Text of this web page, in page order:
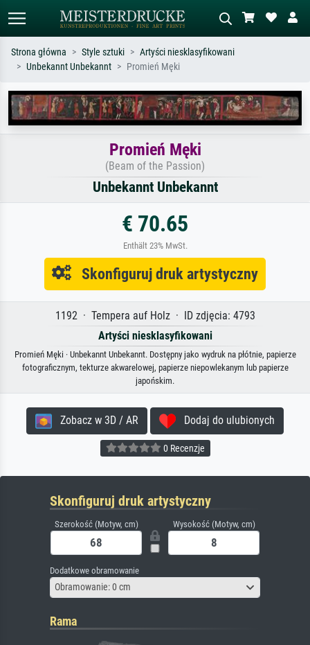
Szukaj wg artysty, tytułu lub stylu – np.
Monet, Gwiaździsta noc,
impresjonizm, fala Hokusaia, akt.
Opisz scenę – np. zielona łąka,
abstrakcja z czerwienią, ciemny olej,
stojący akt obok drzewa.
Strona główna Style sztuki
Artyści niesklasyfikowani
Unbekannt Unbekannt
Promień Męki
Promień Męki
(Beam of the Passion)
Unbekannt Unbekannt
€ 70.65
Enthält 23% MwSt.
Skonfiguruj druk artystyczny
1192 · Tempera auf Holz · ID zdjęcia: 4793
Artyści niesklasyfikowani
Promień Męki · Unbekannt Unbekannt. Dostępny jako wydruk na płótnie, papierze
fotograficznym, tekturze akwarelowej, papierze niepowlekanym lub papierze
japońskim.
Zobacz w 3D / AR Dodaj do ulubionych
0 Recenzje
Skonfiguruj druk artystyczny
Szerokość (Motyw, cm) Wysokość (Motyw, cm)
Dodatkowe obramowanie
Obramowanie: 0 cm
Rama